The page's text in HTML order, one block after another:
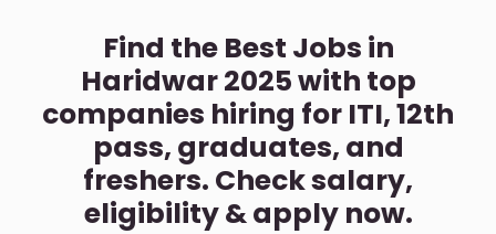
Find the Best Jobs in
Haridwar 2025 with top
companies hiring for ITI, 12th
pass, graduates, and
freshers. Check salary,
eligibility & apply now.